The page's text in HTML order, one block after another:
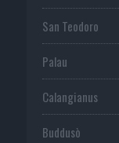
San Teodoro
Palau
Calangianus
Buddusò